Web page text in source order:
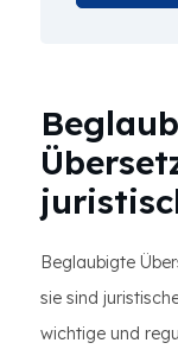
Beglaubigte
sie sind
wichtige und